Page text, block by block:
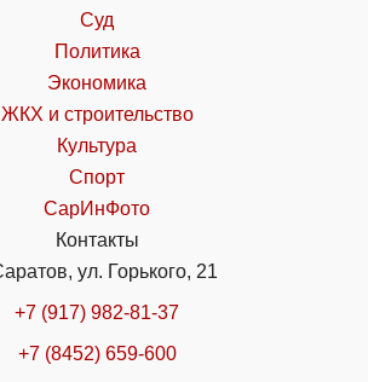
Суд
Политика
Экономика
ЖКХ и строительство
Культура
Спорт
СарИнФото
Контакты
ул. Горького, 21
+7 (917) 982-81-37
+7 (8452) 659-600